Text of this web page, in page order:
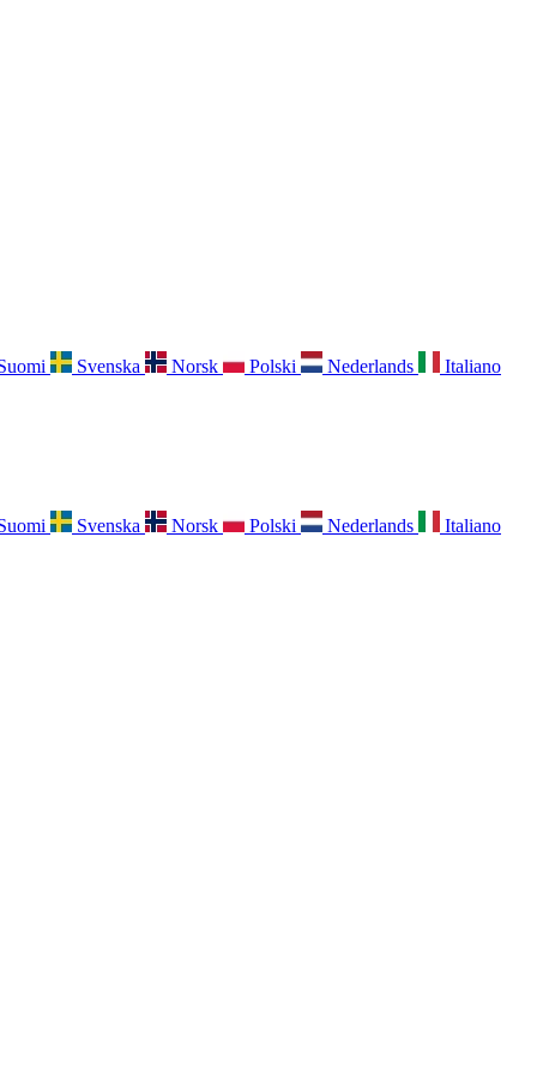
Svenska Norsk Polski Nederlands Italiano
Svenska Norsk Polski Nederlands
Italiano